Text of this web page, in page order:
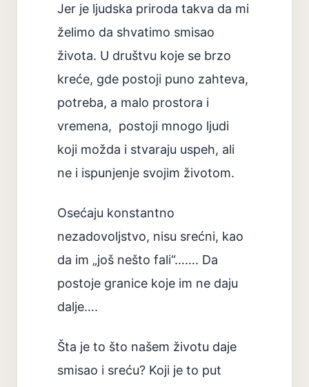
Jer je ljudska priroda takva da mi
želimo da shvatimo smisao
života. U društvu koje se brzo
kreće, gde postoji puno zahteva,
potreba, a malo prostora i
vremena, postoji mnogo ljudi
koji možda i stvaraju uspeh, ali
ne i ispunjenje svojim životom.
Osećaju konstantno
nezadovoljstvo, nisu srećni, kao
da im „još nešto fali“……. Da
postoje granice koje im ne daju
dalje….
Šta je to što našem životu daje
smisao i sreću? Koji je to put